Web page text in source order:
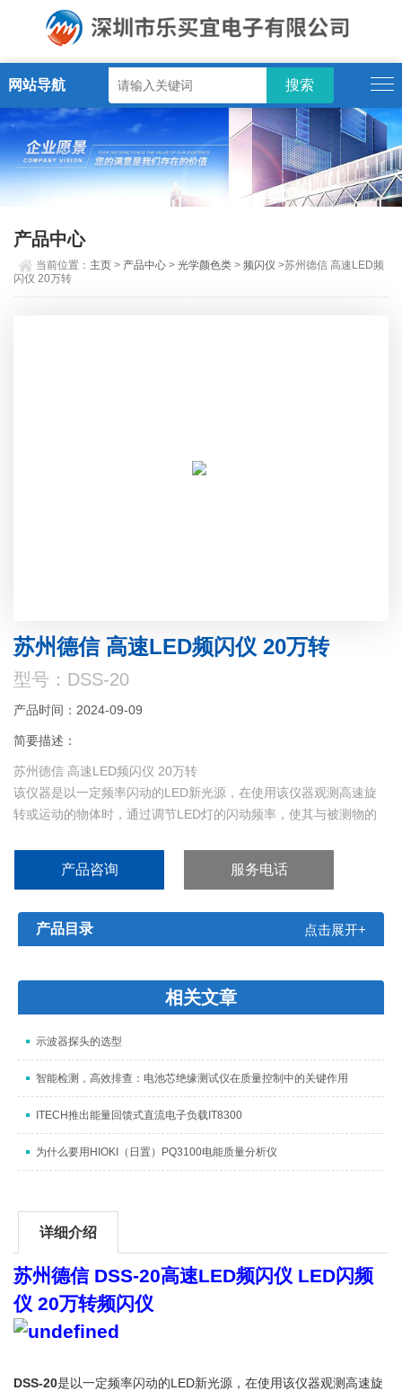
网站导航
产品中心
当前位置： 主页 > 产品中心 >光学颜色类 >频闪仪 >苏州德信 高速LED频
闪仪 20万转
苏州德信 高速LED频闪仪 20万转
型号：DSS-20
产品时间：2024-09-09
简要描述：
苏州德信 高速LED频闪仪 20万转
该仪器是以一定频率闪动的LED新光源，在使用该仪器观测高速旋
转或运动的物体时，通过调节LED灯的闪动频率，使其与被测物的
体的表面质量或运行状况。
产品咨询 服务电话
产品目录 点击展开+
相关文章
示波器探头的选型
智能检测，高效排查：电池芯绝缘测试仪在质量控制中的关键作用
ITECH推出能量回馈式直流电子负载IT8300
为什么要用HIOKI（日置）PQ3100电能质量分析仪
详细介绍
苏州德信 DSS-20高速LED频闪仪 LED闪频
仪 20万转频闪仪
DSS-20是以一定频率闪动的LED新光源，在使用该仪器观测高速旋